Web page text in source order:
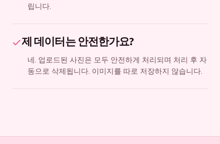
립니다.
제 데이터는 안전한가요?
네. 업로드된 사진은 모두 안전하게 처리되며 처리 후 자
동으로 삭제됩니다. 이미지를 따로 저장하지 않습니다.